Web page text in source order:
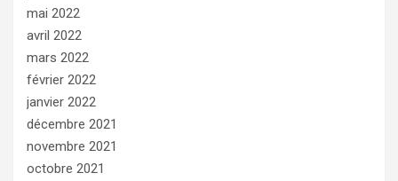
mai 2022
avril 2022
mars 2022
février 2022
janvier 2022
décembre 2021
novembre 2021
octobre 2021